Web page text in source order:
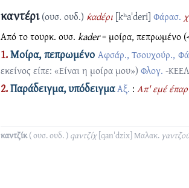
καντέρι(ουσ. ουδ.) κ͑αdέρι [kʰaˈderi] Φάρασ.
Από το τουρκ. ουσ. kader= μοίρα, πεπρωμένο
1.Μοίρα, πεπρωμένο Αφσάρ., Τσουχούρ.,
εκείνος είπε: «Είναι η μοίρα μου») Φλογ. -
2.Παράδειγμα, υπόδειγμαΑξ. : Απ' εμέ
καντζίκ( ουσ. ουδ. ) qαντζίχ [qanˈdzix] Μαλακ.